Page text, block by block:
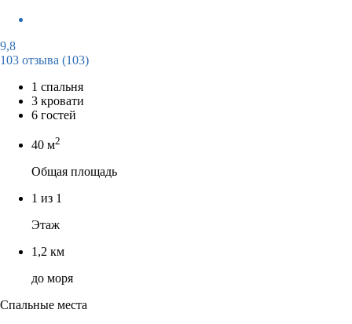
9,8
103 отзыва (103)
1 спальня
3 кровати
6 гостей
40 м2
Общая площадь
1 из 1
Этаж
1,2 км
до моря
Спальные места